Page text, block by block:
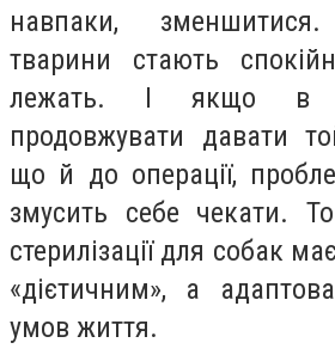
навпаки,
тварини стають
лежать. І якщо в
продовжувати давати
що й до операції,
змусить себе чекати.
стерилізації для собак
«дієтичним», а
умов життя.